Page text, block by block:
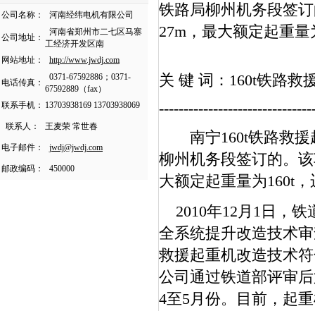
公司名称： 河南经纬电机有限公司
公司地址：
河南省郑州市二七区马寨
工经济开发区南
网站地址：
http://www.jwdj.com
电话传真：
0371-67592886；0371-
67592889（fax）
联系手机： 13703938169 13703938069
联系人： 王麦荣 常世春
电子邮件： jwdj@jwdj.com
邮政编码： 450000
铁路局柳州机务段签
27m，最大额定起重
关 键 词：160t铁路救
南宁160t铁路救援
柳州机务段签订的。
大额定起重量为160t
2010年12月1日，铁
全系统提升改造技术
救援起重机改造技术
公司通过铁道部评审
4至5月份。目前，起